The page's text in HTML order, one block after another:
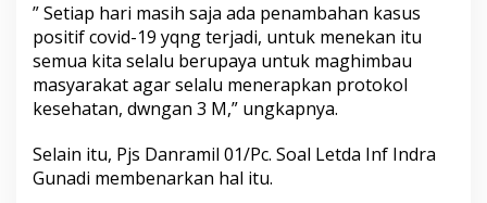
s
i
o
n
a
e
g
” Setiap hari masih saja ada penambahan kasus
positif covid-19 yqng terjadi, untuk menekan itu
semua kita selalu berupaya untuk maghimbau
masyarakat agar selalu menerapkan protokol
kesehatan, dwngan 3 M,” ungkapnya.
Selain itu, Pjs Danramil 01/Pc. Soal Letda Inf Indra
Gunadi membenarkan hal itu.